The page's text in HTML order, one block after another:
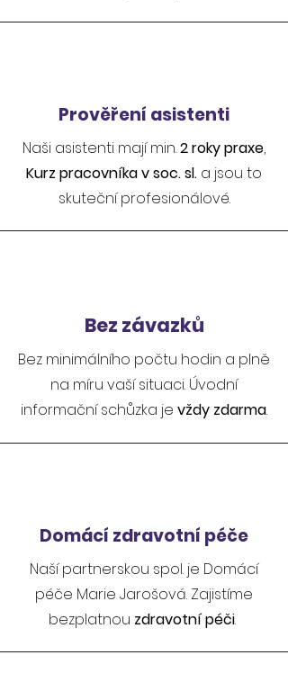
Prověření asistenti
Naši asistenti mají min.2 roky praxe,
Kurz pracovníka v soc. sl. a jsou to
skuteční profesionálové.
Bez závazků
Bez minimálního počtu hodin a plně
na míru vaší situaci. Úvodní
informační schůzka je vždy zdarma.
Domácí zdravotní péče
Naší partnerskou spol. je Domácí
péče Marie Jarošová. Zajistíme
bezplatnou zdravotní péči.